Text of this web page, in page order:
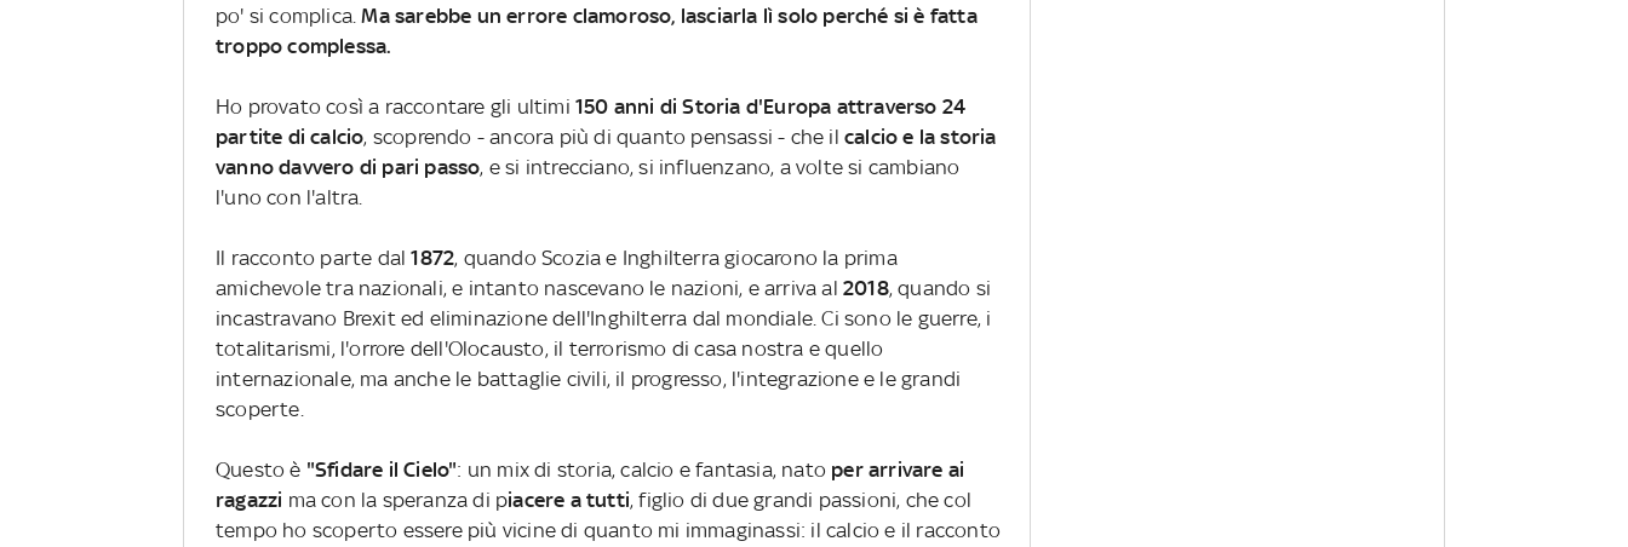
po' si complica.Ma sarebbe un errore clamoroso, lasciarla lì solo perché si è fatta
troppo complessa.
Ho provato così a raccontare gli ultimi 150 anni di Storia d'Europa attraverso 24
partite di calcio, scoprendo - ancora più di quanto pensassi - che ilcalcio e la storia
vanno davvero di pari passo, e si intrecciano, si influenzano, a volte si cambiano
l'uno con l'altra.
Il racconto parte dal1872, quando Scozia e Inghilterra giocarono la prima
amichevole tra nazionali, e intanto nascevano le nazioni, e arriva al 2018, quando si
incastravano Brexit ed eliminazione dell'Inghilterra dal mondiale. Ci sono le guerre, i
totalitarismi, l'orrore dell'Olocausto, il terrorismo di casa nostra e quello
internazionale, ma anche le battaglie civili, il progresso, l'integrazione e le grandi
scoperte.
Questo è "Sfidare il Cielo": un mix di storia, calcio e fantasia, nato per arrivare ai
ragazzi ma con la speranza di piacere a tutti, figlio di due grandi passioni, che col
tempo ho scoperto essere più vicine di quanto mi immaginassi: il calcio e il racconto